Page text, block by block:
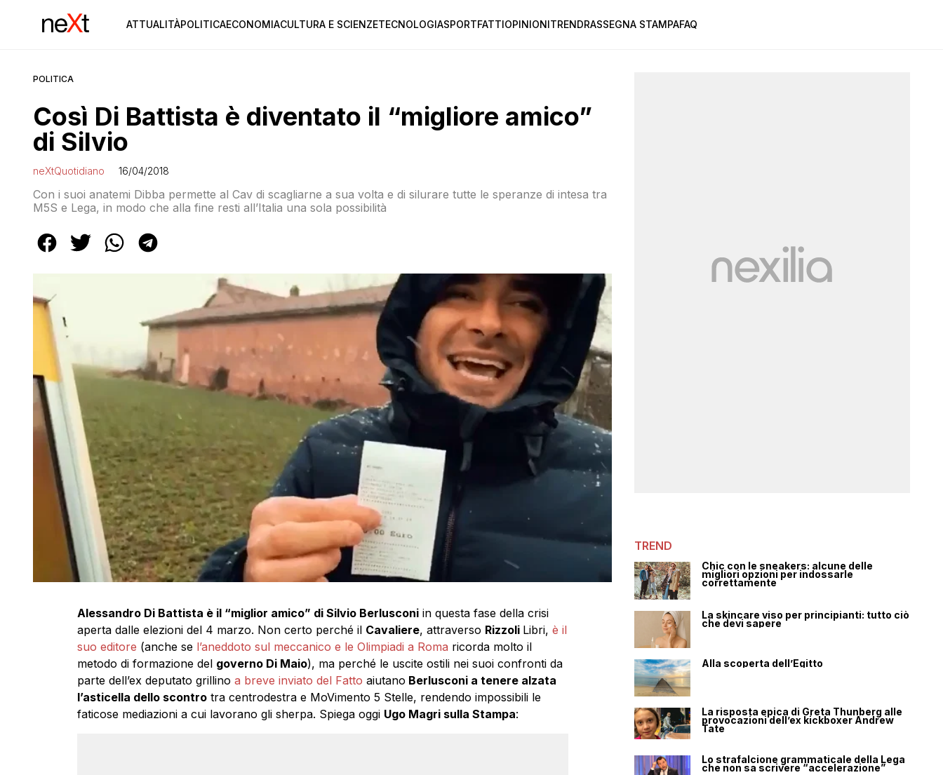
ATTUALITÀPOLITICAECONOMIACULTURA E SCIENZETECNOLOGIASPORTFATTIOPINIONITRENDRASSEGNA STAMPAFAQ
POLITICA
Così Di Battista è diventato il “migliore amico”
di Silvio
neXtQuotidiano 16/04/2018
Con i suoi anatemi Dibba permette al Cav di scagliarne a sua volta e di silurare tutte le speranze di intesa tra
M5S e Lega, in modo che alla fine resti all’Italia una sola possibilità
Alessandro Di Battista è il “miglior amico” di Silvio Berlusconiin questa fase della crisi
aperta dalle elezioni del 4 marzo. Non certo perché il Cavaliere, attraverso Rizzoli Libri, è il
suo editore (anche se l’aneddoto sul meccanico e le Olimpiadi a Roma ricorda molto il
metodo di formazione del governo Di Maio), ma perché le uscite ostili nei suoi confronti da
parte dell’ex deputato grillino a breve inviato del Fatto aiutano Berlusconi a tenere alzata
l’asticella dello scontrotra centrodestra e MoVimento 5 Stelle, rendendo impossibili le
faticose mediazioni a cui lavorano gli sherpa. Spiega oggi Ugo Magri sulla Stampa:
TREND
Chic con le sneakers: alcune delle
migliori opzioni per indossarle
correttamente
La skincare viso per principianti: tutto ciò
che devi sapere
Alla scoperta dell’Egitto
La risposta epica di Greta Thunberg alle
provocazioni dell’ex kickboxer Andrew
Tate
Lo strafalcione grammaticale della Lega
che non sa scrivere “accelerazione”